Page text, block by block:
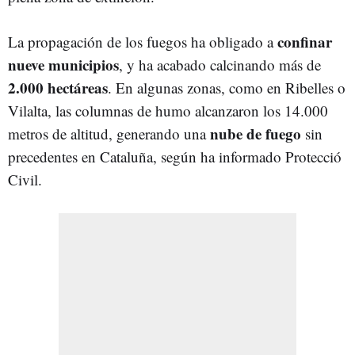
La propagación de los fuegos ha obligado aconfinar
nueve municipios, y ha acabado calcinando más de
2.000 hectáreas. En algunas zonas, como en Ribelles o
Vilalta, las columnas de humo alcanzaron los 14.000
metros de altitud, generando unanube de fuego sin
precedentes en Cataluña, según ha informado Protecció
Civil.